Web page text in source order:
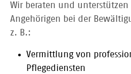
Wir beraten und unterstützen
Angehörigen bei der
z. B.:
Vermittlung von
Pflegediensten